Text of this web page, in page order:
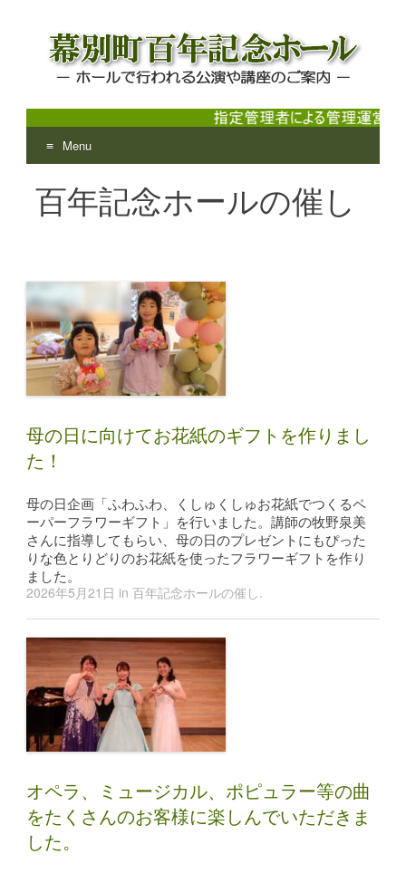
幕別町百年記念ホール
ホールで行われる公演や講座のご案内
Menu
content
百年記念ホールの催し
母の日に向けてお花紙のギフトを作りまし
た！
母の日企画「ふわふわ、くしゅくしゅお花紙でつくるペ
ーパーフラワーギフト」を行いました。講師の牧野泉美
さんに指導してもらい、母の日のプレゼントにもぴった
りな色とりどりのお花紙を使ったフラワーギフトを作り
ました。
2026年5月21日 in百年記念ホールの催し.
オペラ、ミュージカル、ポピュラー等の曲
をたくさんのお客様に楽しんでいただきま
した。